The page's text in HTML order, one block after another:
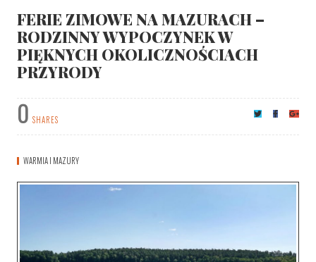
FERIE ZIMOWE NA MAZURACH –
RODZINNY WYPOCZYNEK W
PIĘKNYCH OKOLICZNOŚCIACH
PRZYRODY
0 SHARES
WARMIA I MAZURY